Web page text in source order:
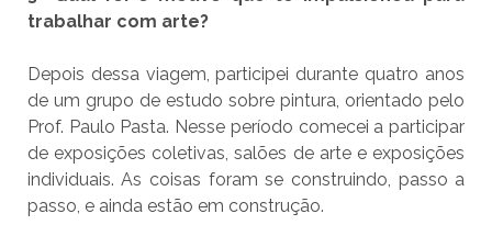
trabalhar com arte?
Depois dessa viagem, participei durante quatro anos
de um grupo de estudo sobre pintura, orientado pelo
Prof. Paulo Pasta. Nesse período comecei a participar
de exposições coletivas, salões de arte e exposições
individuais. As coisas foram se construindo, passo a
passo, e ainda estão em construção.